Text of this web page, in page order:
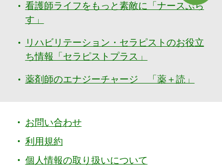
看護師ライフをもっと素敵に「ナースぷら
す」
リハビリテーション・セラピストのお役立
ち情報「セラピストプラス」
薬剤師のエナジーチャージ 「薬＋読」
お問い合わせ
利用規約
個人情報の取り扱いについて